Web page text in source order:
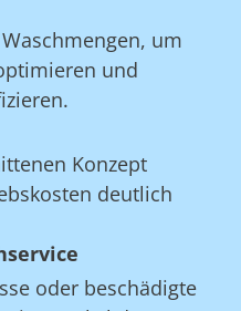
um
und
Konzept
deutlich
oder beschädigte